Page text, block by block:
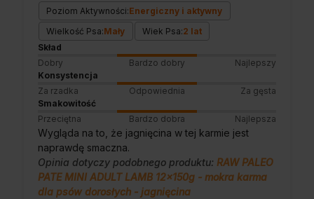
Poziom Aktywności:Energiczny i aktywny
Wielkość Psa:Mały Wiek Psa:2 lat
Skład
Dobry
Bardzo dobry
Najlepszy
Konsystencja
Za rzadka
Odpowiednia
Za gęsta
Smakowitość
Przeciętna
Bardzo dobra Najlepsza
Wygląda na to, że jagnięcina w tej karmie jest
naprawdę smaczna.
Opinia dotyczy podobnego produktu: RAW PALEO
PATE MINI ADULT LAMB 12x150g - mokra karma
dla psów dorosłych - jagnięcina